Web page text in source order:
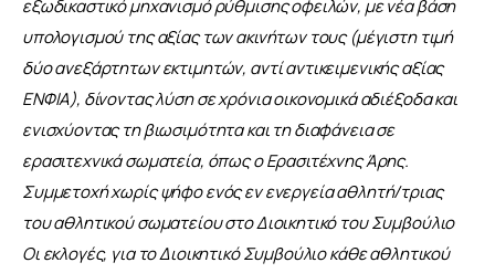
εξωδικαστικό μηχανισμό ρύθμισης οφειλών, με νέα βάση
υπολογισμού της αξίας των ακινήτων τους (μέγιστη τιμή
δύο ανεξάρτητων εκτιμητών, αντί αντικειμενικής αξίας
ΕΝΦΙΑ), δίνοντας λύση σε χρόνια οικονομικά αδιέξοδα και
ενισχύοντας τη βιωσιμότητα και τη διαφάνεια σε
ερασιτεχνικά σωματεία, όπως ο Ερασιτέχνης Άρης.
Συμμετοχή χωρίς ψήφο ενός εν ενεργεία αθλητή/τριας
του αθλητικού σωματείου στο Διοικητικό του Συμβούλιο
Οι εκλογές, για το Διοικητικό Συμβούλιο κάθε αθλητικού